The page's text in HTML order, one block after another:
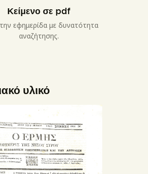
Κείμενο σε pdf
εφημερίδα με δυνατότητα
αναζήτησης.
υλικό